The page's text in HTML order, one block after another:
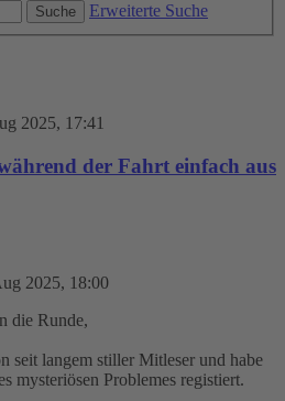
Suche
Erweiterte Suche
2025, 17:41
der Fahrt einfach aus
2025, 18:00
die Runde,
seit langem stiller Mitleser und habe
mysteriösen Problemes registiert.